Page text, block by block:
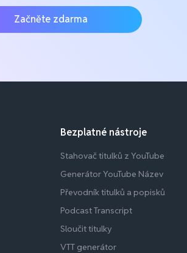
Začněte zdarma
Bezplatné nástroje
Stahovač titulků z YouTube
Generátor YouTube Název
Převodník titulků a popisků
Podcast Transcript
Sloučit titulky
VTT generátor